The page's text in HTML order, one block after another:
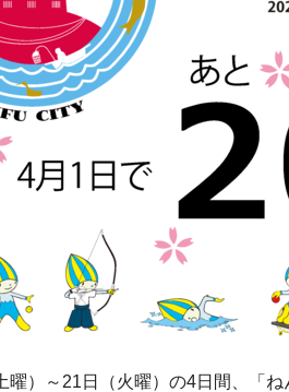
曜）～21日（火曜）の4日間、「